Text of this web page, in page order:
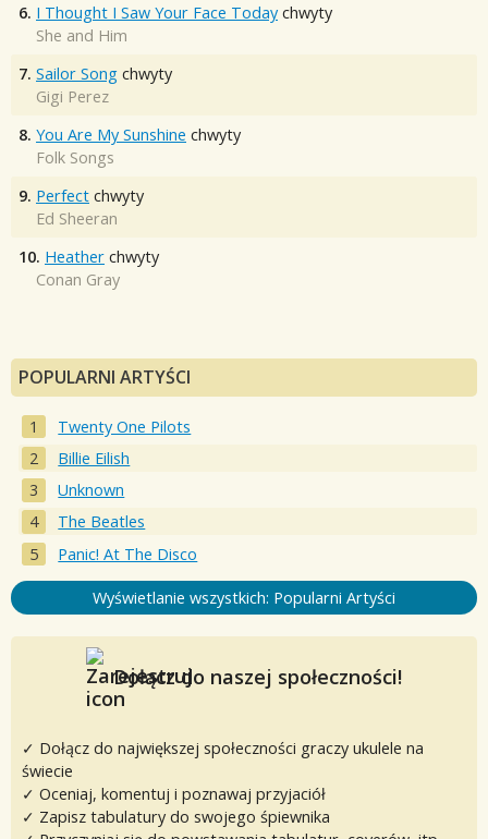
6. I Thought I Saw Your Face Today chwyty
She and Him
7. Sailor Song chwyty
Gigi Perez
8. You Are My Sunshine chwyty
Folk Songs
9. Perfect chwyty
Ed Sheeran
10. Heather chwyty
Conan Gray
POPULARNI ARTYŚCI
Twenty One Pilots
Billie Eilish
Unknown
The Beatles
Panic! At The Disco
Wyświetlanie wszystkich: Popularni Artyści
Dołącz do naszej społeczności!
✓ Dołącz do największej społeczności graczy ukulele na
świecie
✓ Oceniaj, komentuj i poznawaj przyjaciół
✓ Zapisz tabulatury do swojego śpiewnika